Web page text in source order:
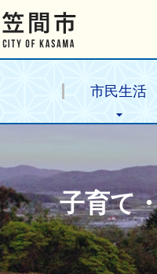
市民生活
子育て